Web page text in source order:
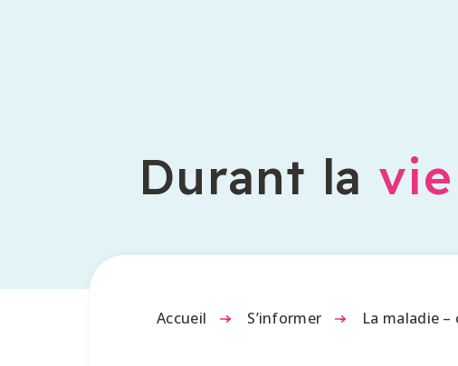
Durant la vie
Accueil - S’informer - La maladie